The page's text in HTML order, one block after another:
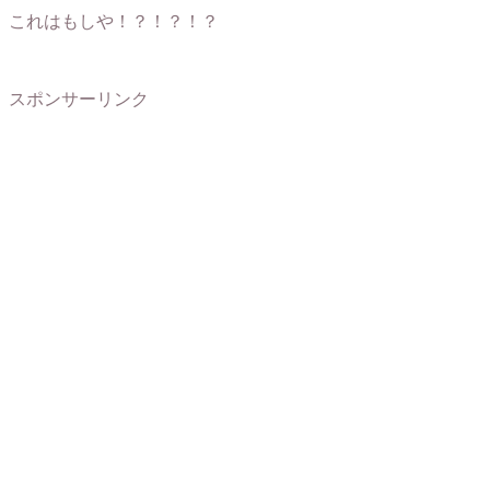
これはもしや！？！？！？
スポンサーリンク